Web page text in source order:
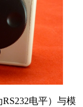
电平）与模